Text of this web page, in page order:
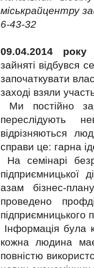
міськрайцентру
6-43-32
09.04.2014
зайняті відбувся
започаткувати
заході взяли
Ми постійно
переслідують
відрізняються
справи це: гарна
На семінарі
підприємницької
азам бізнес-
проведено
підприємницького
Інформація була
кожна людина
повністю